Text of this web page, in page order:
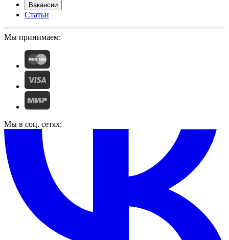
Вакансии
Статьи
Мы принимаем:
Мы в соц. сетях: